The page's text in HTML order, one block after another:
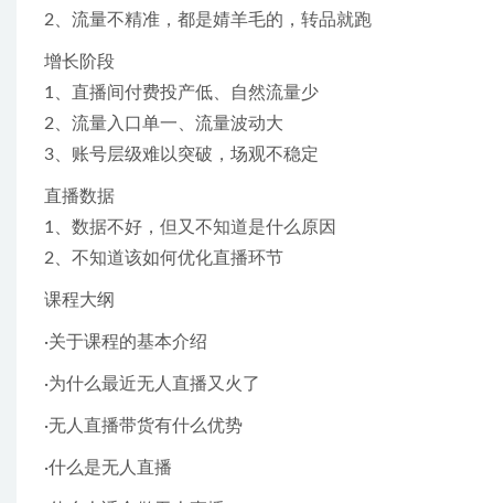
2、流量不精准，都是婧羊毛的，转品就跑
增长阶段
1、直播间付费投产低、自然流量少
2、流量入口单一、流量波动大
3、账号层级难以突破，场观不稳定
直播数据
1、数据不好，但又不知道是什么原因
2、不知道该如何优化直播环节
课程大纲
·关于课程的基本介绍
·为什么最近无人直播又火了
·无人直播带货有什么优势
·什么是无人直播